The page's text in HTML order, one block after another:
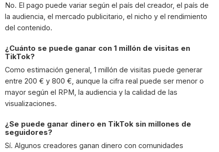
No. El pago puede variar según el país del creador, el país de
la audiencia, el mercado publicitario, el nicho y el rendimiento
del contenido.
¿Cuánto se puede ganar con 1 millón de visitas en
TikTok?
Como estimación general, 1 millón de visitas puede generar
entre 200 € y 800 €, aunque la cifra real puede ser menor o
mayor según el RPM, la audiencia y la calidad de las
visualizaciones.
¿Se puede ganar dinero en TikTok sin millones de
seguidores?
Sí. Algunos creadores ganan dinero con comunidades